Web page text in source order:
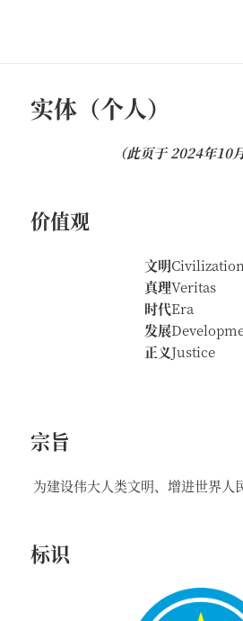
实体（个人）
（此页于 2024年10
价值观
文明
真理
时代
发展
正义
Veritas
Era
Justice
宗旨
为建设伟大人类文明、增进世界人
标识